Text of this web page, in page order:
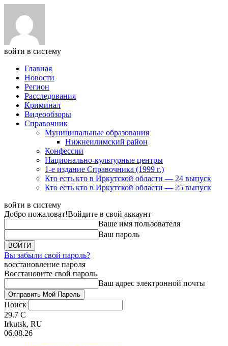
войти в систему
Главная
Новости
Регион
Расследования
Криминал
Видеообзоры
Справочник
Муниципальные образования
Нижнеилимский район
Конфессии
Национально-культурные центры
1-е издание Справочника (1999 г.)
Кто есть кто в Иркутской области — 24 выпуск
Кто есть кто в Иркутской области — 25 выпуск
войти в систему
Добро пожаловат!Войдите в свой аккаунт
Ваше имя пользователя
Ваш пароль
Вы забыли свой пароль?
восстановление пароля
Восстановите свой пароль
Ваш адрес электронной почты
Поиск
29.7 C
Irkutsk, RU
06.08.26